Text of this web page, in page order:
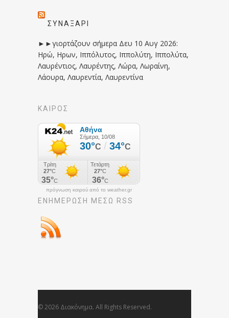
ΣΥΝΑΞΆΡΙ
►►γιορτάζουν σήμερα Δευ 10 Αυγ 2026:
Ηρώ, Ηρων, Ιππόλυτος, Ιππολύτη, Ιππολύτα,
Λαυρέντιος, Λαυρέντης, Λώρα, Λωραίνη,
Λάουρα, Λαυρεντία, Λαυρεντίνα
ΚΑΙΡΟΣ
πρόγνωση καιρού από το weather.gr
ΕΝΗΜΈΡΩΣΉ ΜΕΣΩ RSS
© 2026 Διακόνημα. All Rights Reserved.